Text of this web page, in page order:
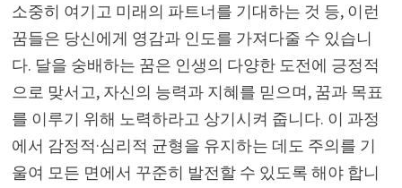
소중히 여기고 미래의 파트너를 기대하는 것 등, 이런
꿈들은 당신에게 영감과 인도를 가져다줄 수 있습니
다. 달을 숭배하는 꿈은 인생의 다양한 도전에 긍정적
으로 맞서고, 자신의 능력과 지혜를 믿으며, 꿈과 목표
를 이루기 위해 노력하라고 상기시켜 줍니다. 이 과정
에서 감정적·심리적 균형을 유지하는 데도 주의를 기
울여 모든 면에서 꾸준히 발전할 수 있도록 해야 합니